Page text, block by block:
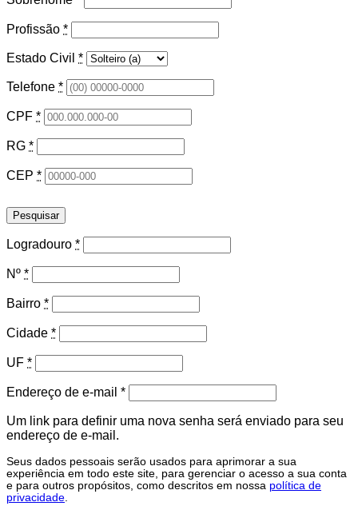
Profissão *
Estado Civil *
Telefone *
CPF *
RG *
CEP *
Pesquisar
Logradouro *
Nº *
Bairro *
Cidade *
UF *
Endereço de e-mail *Obrigatório
Um link para definir uma nova senha será enviado para seu
endereço de e-mail.
Seus dados pessoais serão usados para aprimorar a sua
experiência em todo este site, para gerenciar o acesso a sua conta
e para outros propósitos, como descritos em nossa política de
privacidade